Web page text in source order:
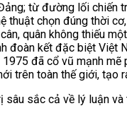
từ đường lối chiến
chọn đúng thời
quân không thiếu
đoàn kết đặc biệt Việt
đã cổ vũ mạnh
trên toàn thế giới,
sắc cả về lý luận